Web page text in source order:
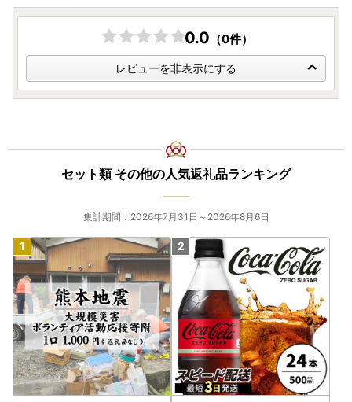
0.0 （0件）
レビューを非表示にする
セット類 その他の人気返礼品ランキング
集計期間：2026年7月31日～2026年8月6日